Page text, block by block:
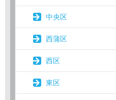
中央区
西蒲区
西区
東区